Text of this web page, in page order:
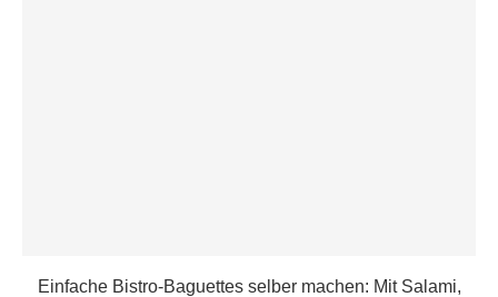
Einfache Bistro-Baguettes selber machen: Mit Salami,